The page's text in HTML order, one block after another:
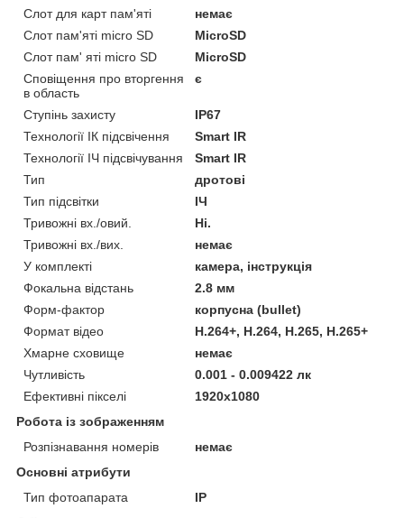
Слот для карт пам'яті
немає
Слот пам'яті micro SD
MicroSD
Слот пам' яті micro SD
MicroSD
Сповіщення про вторгення
в область
є
Ступінь захисту
IP67
Технології ІК підсвічення
Smart IR
Технології ІЧ підсвічування
Smart IR
Тип
дротові
Тип підсвітки
ІЧ
Тривожні вх./овий.
Ні.
Тривожні вх./вих.
немає
У комплекті
камера, інструкція
Фокальна відстань
2.8 мм
Форм-фактор
корпусна (bullet)
Формат відео
H.264+, Н.264, H.265, H.265+
Хмарне сховище
немає
Чутливість
0.001 - 0.009422 лк
Ефективні пікселі
1920x1080
Робота із зображенням
Розпізнавання номерів
немає
Основні атрибути
Тип фотоапарата
IP